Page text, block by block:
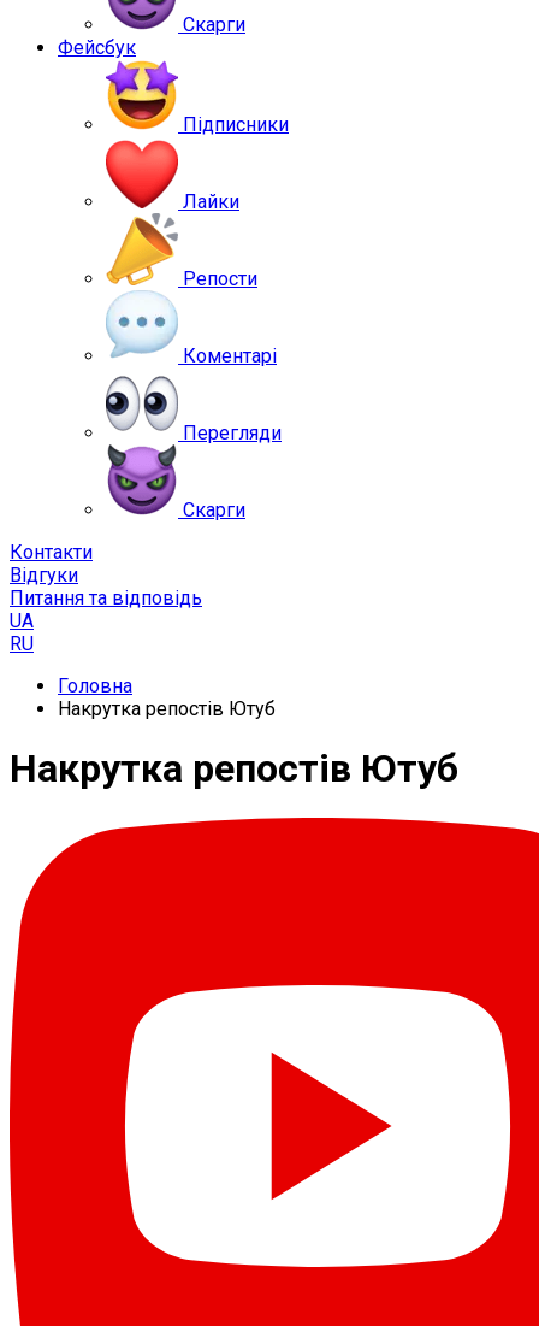
Скарги
Фейсбук
Підписники
Лайки
Репости
Коментарі
Перегляди
Скарги
Контакти
Відгуки
Питання та відповідь
UA
RU
Головна
Накрутка репостів Ютуб
Накрутка репостів Ютуб